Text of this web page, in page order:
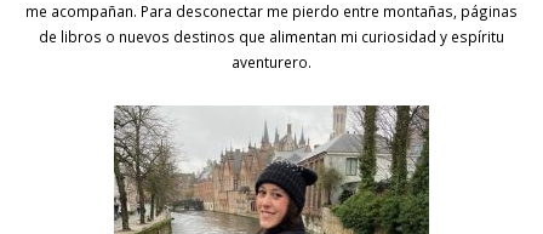
me acompañan. Para desconectar me pierdo entre montañas, páginas
de libros o nuevos destinos que alimentan mi curiosidad y espíritu
aventurero.